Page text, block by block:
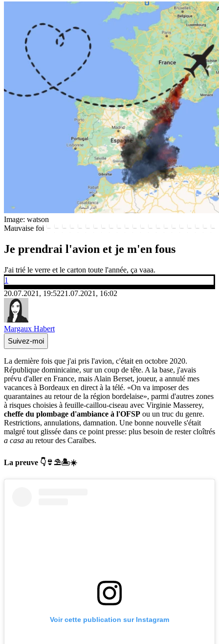
Image: watson
Mauvaise foi
Je prendrai l'avion et je m'en fous
J'ai trié le verre et le carton toute l'année, ça vaaa.
1
20.07.2021, 19:5221.07.2021, 16:02
Margaux Habert
Suivez-moi
La dernière fois que j'ai pris l'avion, c'était en octobre 2020.
République dominicaine, sur un coup de tête. A la base, j'avais
prévu d'aller en France, mais Alain Berset, joueur, a annulé mes
vacances à Bordeaux en direct à la télé. «On va imposer des
quarantaines au retour de la région bordelaise», parmi d'autres zones
à risques choisies à feuille-caillou-ciseau avec Virginie Masserey,
cheffe du plombage d'ambiance à l'OFSP ou un truc du genre.
Restrictions, annulations, damnation. Une bonne nouvelle s'était
malgré tout glissée dans ce point presse: plus besoin de rester cloîtrés
a casa au retour des Caraïbes.
La preuve 👇👙⛱️🏝️☀️
Voir cette publication sur Instagram